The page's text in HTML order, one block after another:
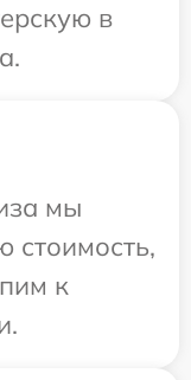
в
мы
стоимость,
к